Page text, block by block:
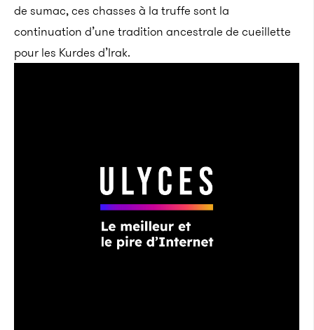
de sumac, ces chasses à la truffe sont la
continuation d’une tradition ancestrale de cueillette
pour les Kurdes d’Irak.